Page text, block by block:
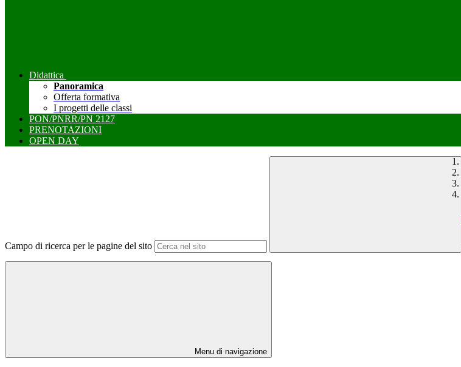
Didattica
Panoramica
Offerta formativa
I progetti delle classi
PON/PNRR/PN 2127
PRENOTAZIONI
OPEN DAY
Campo di ricerca per le pagine del sito
Menu di navigazione